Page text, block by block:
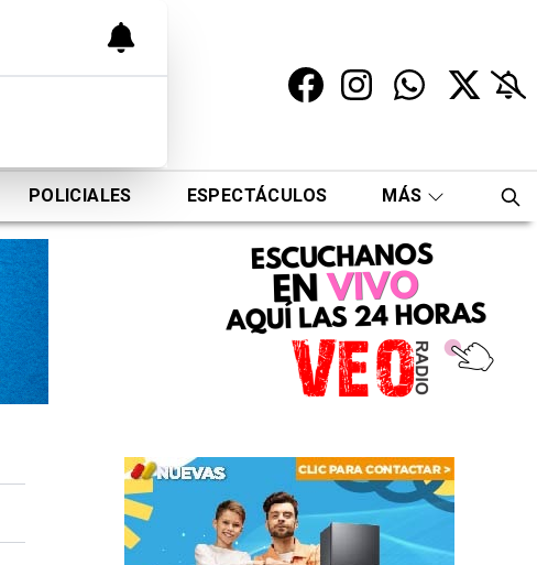
POLICIALES ESPECTÁCULOS MÁS